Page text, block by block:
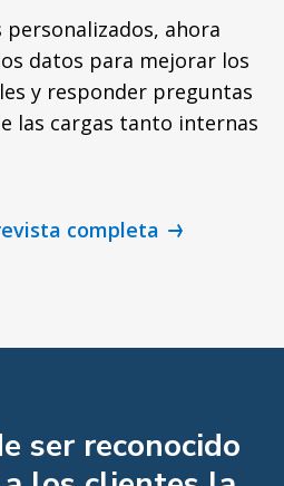
ahora
datos para mejorar los
y responder preguntas
las cargas tanto internas
completa
ser reconocido